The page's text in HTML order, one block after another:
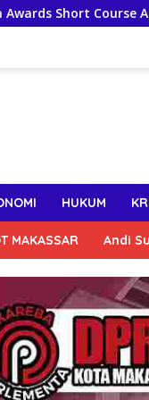
Apresiasi Sistem
HUKUM
MAKASSAR Andi